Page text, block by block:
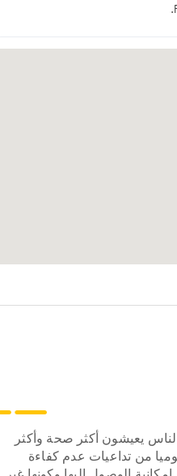
يعيشون أكثر صحة وأكثر
من تداعيات عدم كفاءة